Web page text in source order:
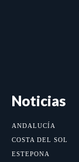
Noticias
ANDALUCÍA
COSTA DEL SOL
ESTEPONA